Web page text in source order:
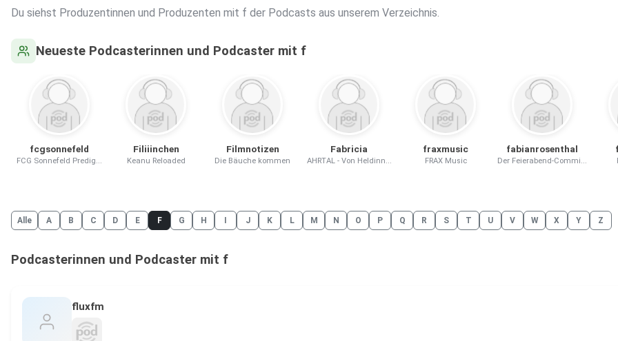
Du siehst Produzentinnen und Produzenten mit f der Podcasts aus unserem Verzeichnis.
Neueste Podcasterinnen und Podcaster mit f
fcgsonnefeld
FCG Sonnefeld Predig...
Filiiinchen
Keanu Reloaded
Filmnotizen
Die Bäuche kommen
Fabricia
AHRTAL - Von Heldinn...
fraxmusic
FRAX Music
fabianrosenthal
Der Feierabend-Commi...
Alle A B C D E F G H J K L M N O P Q R S T U V W X Y Z
Podcasterinnen und Podcaster mit f
fluxfm